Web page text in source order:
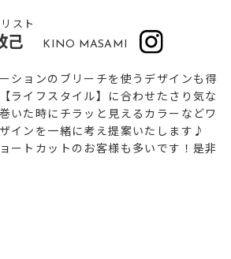
スト
己 KINO MASAMI
ションのブリーチを使うデザインも得
ライフスタイル】に合わせたさり気な
いた時にチラッと見えるカラーなどワ
インを一緒に考え提案いたします♪
ートカットのお客様も多いです！是非